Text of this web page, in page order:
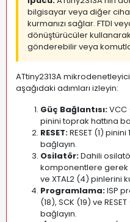
bilgisayar veya diğer
kurmanızı sağlar. FTDI
dönüştürücüler
gönderebilir veya
ATtiny2313A
aşağıdaki adımları izleyin:
Güç Bağlantısı:VCC
pinini toprak hattına
RESET:RESET (1)
bağlayın.
Osilatör:Dahili
komponentlere gerek
ve XTAL2 (4) pinlerini
Programlama:ISP
(18), SCK (19) ve
bağlayın.